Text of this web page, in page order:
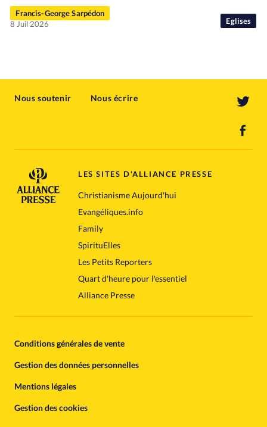
Eglises
Francis-George Sarpédon
8 Juil 2026
Nous soutenir Nous écrire
LES SITES D'ALLIANCE PRESSE
Christianisme Aujourd'hui
Evangéliques.info
Family
SpirituElles
Les Petits Reporters
Quart d'heure pour l'essentiel
Alliance Presse
Conditions générales de vente
Gestion des données personnelles
Mentions légales
Gestion des cookies